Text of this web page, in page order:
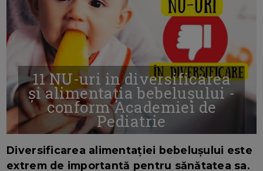
11 NU-uri in diversificarea
și alimentația bebelușului -
conform Academiei de
Pediatrie
Diversificarea alimentației bebelușului este
extrem de importantă pentru sănătatea sa.